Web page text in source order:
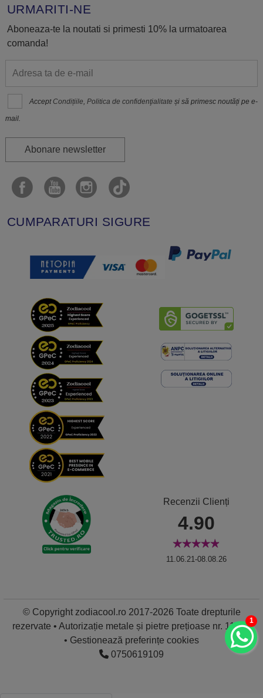
URMARITI-NE
Aboneaza-te la noutati si primesti 10% la urmatoarea
comanda!
Accept Condițiile,Politica de confidenţialitate și să primesc noutăți pe e-
mail.
Abonare newsletter
CUMPARATURI SIGURE
Recenzii Clienți
4.90
11.06.21-08.08.26
© Copyright zodiacool.ro 2017-2026 Toate drepturile
rezervate • Autorizație metale și pietre prețioase nr. 11837
• Gestionează preferințe cookies
0750619109
1